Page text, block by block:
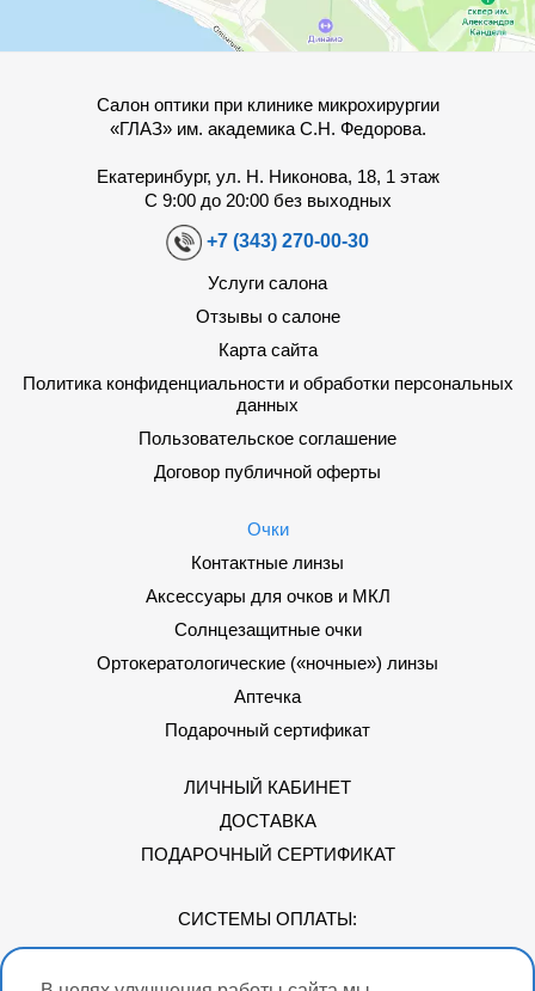
Салон оптики при клинике микрохирургии
«ГЛАЗ» им. академика С.Н. Федорова.
Екатеринбург, ул. Н. Никонова, 18, 1 этаж
С 9:00 до 20:00 без выходных
+7 (343) 270-00-30
Услуги салона
Отзывы о салоне
Карта сайта
Политика конфиденциальности и обработки персональных
данных
Пользовательское соглашение
Договор публичной оферты
Очки
Контактные линзы
Аксессуары для очков и МКЛ
Солнцезащитные очки
Ортокератологические («ночные») линзы
Аптечка
Подарочный сертификат
ЛИЧНЫЙ КАБИНЕТ
ДОСТАВКА
ПОДАРОЧНЫЙ СЕРТИФИКАТ
СИСТЕМЫ ОПЛАТЫ: